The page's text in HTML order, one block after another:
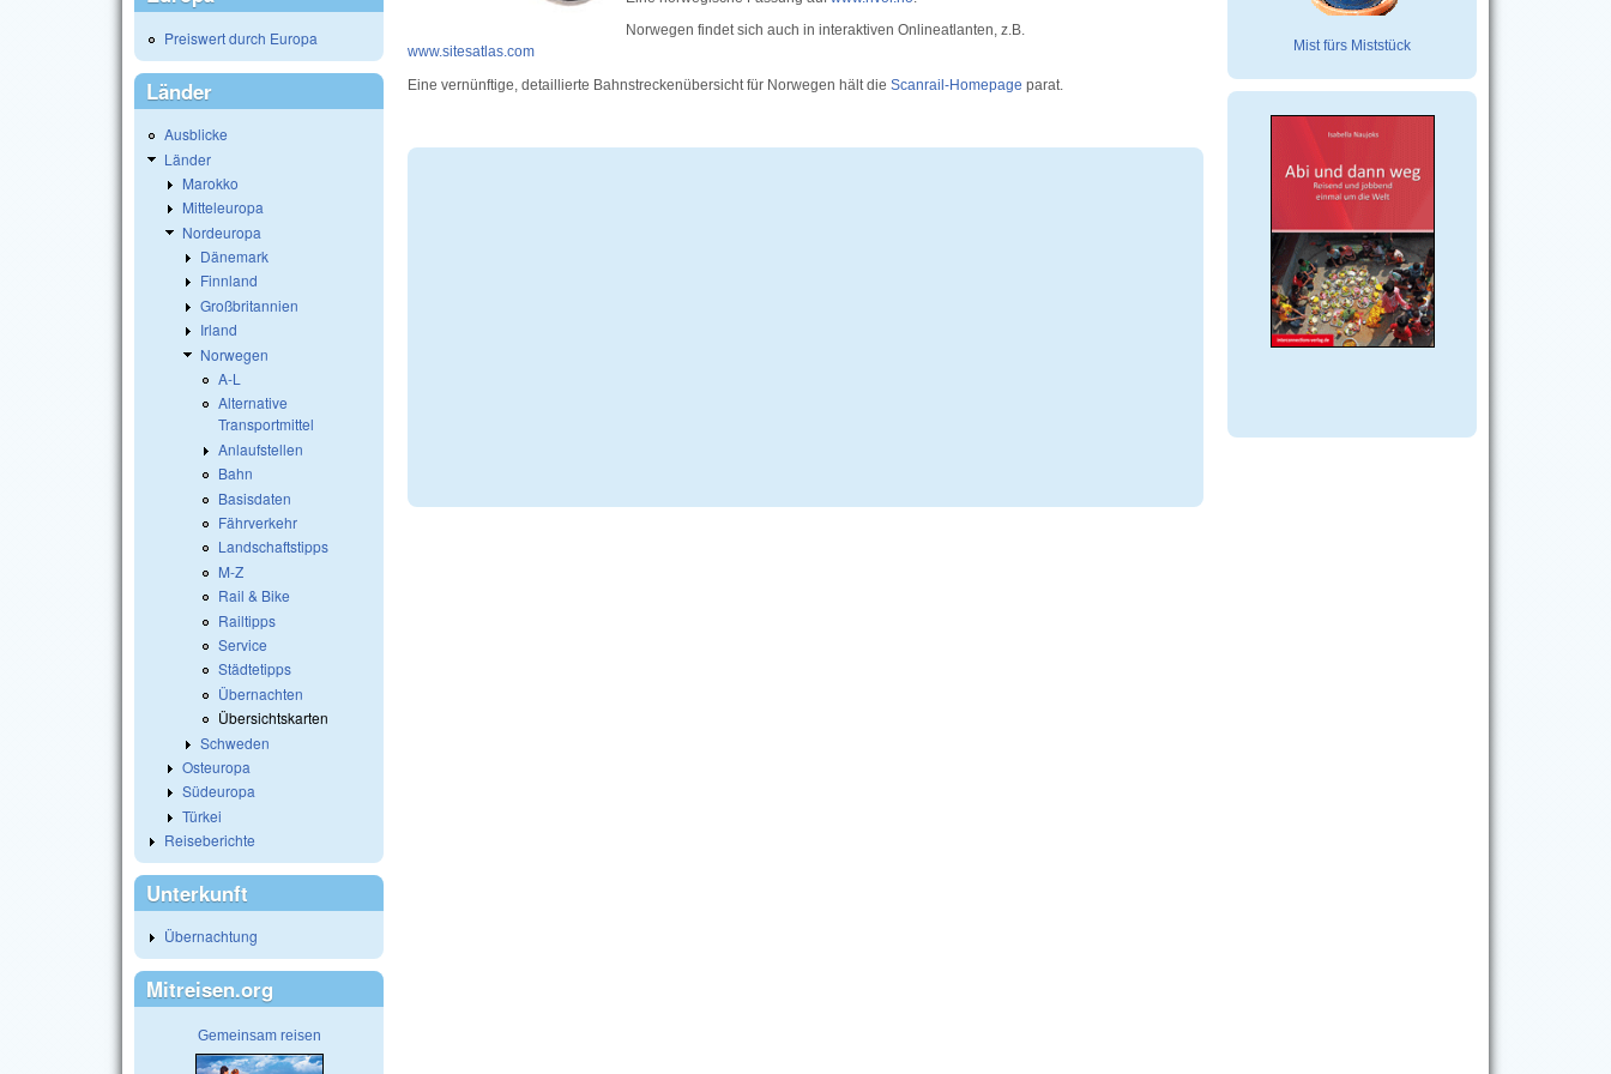
Norwegen findet sich auch in interaktiven Onlineatlanten, z.B.
www.sitesatlas.com
Eine vernünftige, detaillierte Bahnstreckenübersicht für Norwegen hält die Scanrail-Homepage parat.
Preiswert durch Europa
Länder
Ausblicke
Länder
Marokko
Mitteleuropa
Nordeuropa
Dänemark
Finnland
Großbritannien
Irland
Norwegen
A-L
Alternative
Transportmittel
Anlaufstellen
Bahn
Basisdaten
Fährverkehr
Landschaftstipps
M-Z
Rail & Bike
Railtipps
Service
Städtetipps
Übernachten
Übersichtskarten
Schweden
Osteuropa
Südeuropa
Türkei
Reiseberichte
Unterkunft
Übernachtung
Mitreisen.org
Gemeinsam reisen
Mist fürs Miststück